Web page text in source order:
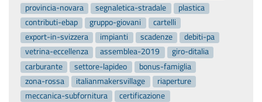
provincia-novara
segnaletica-stradale
plastica
contributi-ebap
gruppo-giovani
cartelli
export-in-svizzera
impianti scadenze
debiti-pa
vetrina-eccellenza
assemblea-2019
giro-ditalia
carburante
settore-lapideo
bonus-famiglia
zona-rossa
italianmakersvillage
riaperture
meccanica-subfornitura
certificazione